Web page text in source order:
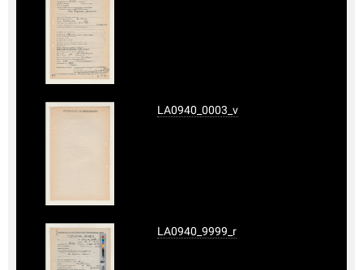
LA0940_0003_v
LA0940_9999_r